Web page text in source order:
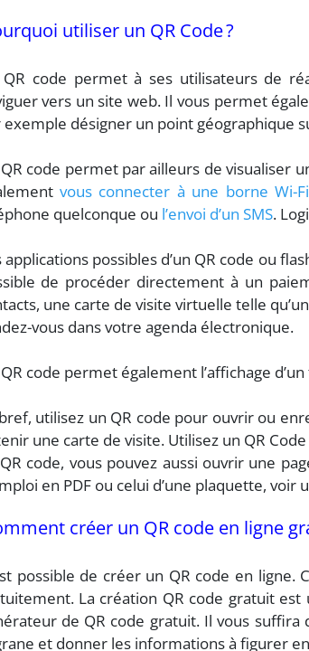
utiliser un QR Code ?
QR code permet à ses utilisateurs de
vers un site web. Il vous permet
exemple désigner un point géographique
code permet par ailleurs de visualiser
vous connecter à une borne Wi-Fi
quelconque ou l’envoi d’un SMS.
applications possibles d’un QR code ou
de procéder directement à un
une carte de visite virtuelle telle qu’un
vous dans votre agenda électronique.
code permet également l’affichage
utilisez un QR code pour ouvrir ou
une carte de visite. Utilisez un QR
code, vous pouvez aussi ouvrir une
en PDF ou celui d’une plaquette,
créer un QR code en ligne
possible de créer un QR code en ligne.
La création QR code gratuit
de QR code gratuit. Il vous
et donner les informations à figurer